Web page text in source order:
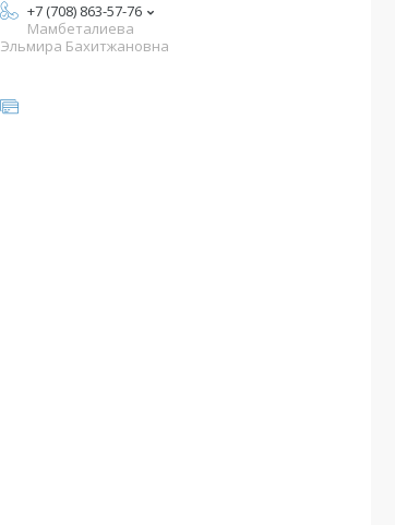
+7 (708) 863-57-76
Мамбеталиева
Эльмира Бахитжановна